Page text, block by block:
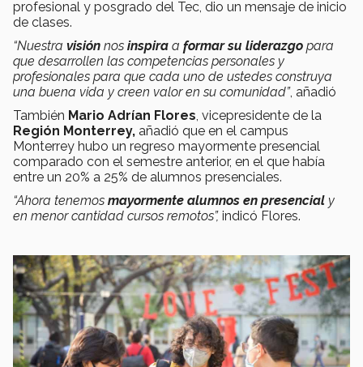
profesional y posgrado del Tec, dio un mensaje de inicio
de clases.
“Nuestra visión nos inspira a formar su liderazgo para
que desarrollen las competencias personales y
profesionales para que cada uno de ustedes construya
una buena vida y creen valor en su comunidad”, añadió
También Mario Adrían Flores, vicepresidente de la
Región Monterrey, añadió que en el campus
Monterrey hubo un regreso mayormente presencial
comparado con el semestre anterior, en el que había
entre un 20% a 25% de alumnos presenciales.
“Ahora tenemos mayormente alumnos en presencial y
en menor cantidad cursos remotos”, indicó Flores.